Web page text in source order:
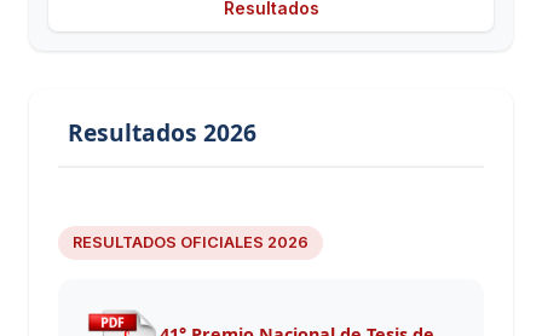
Resultados
Resultados 2026
RESULTADOS OFICIALES 2026